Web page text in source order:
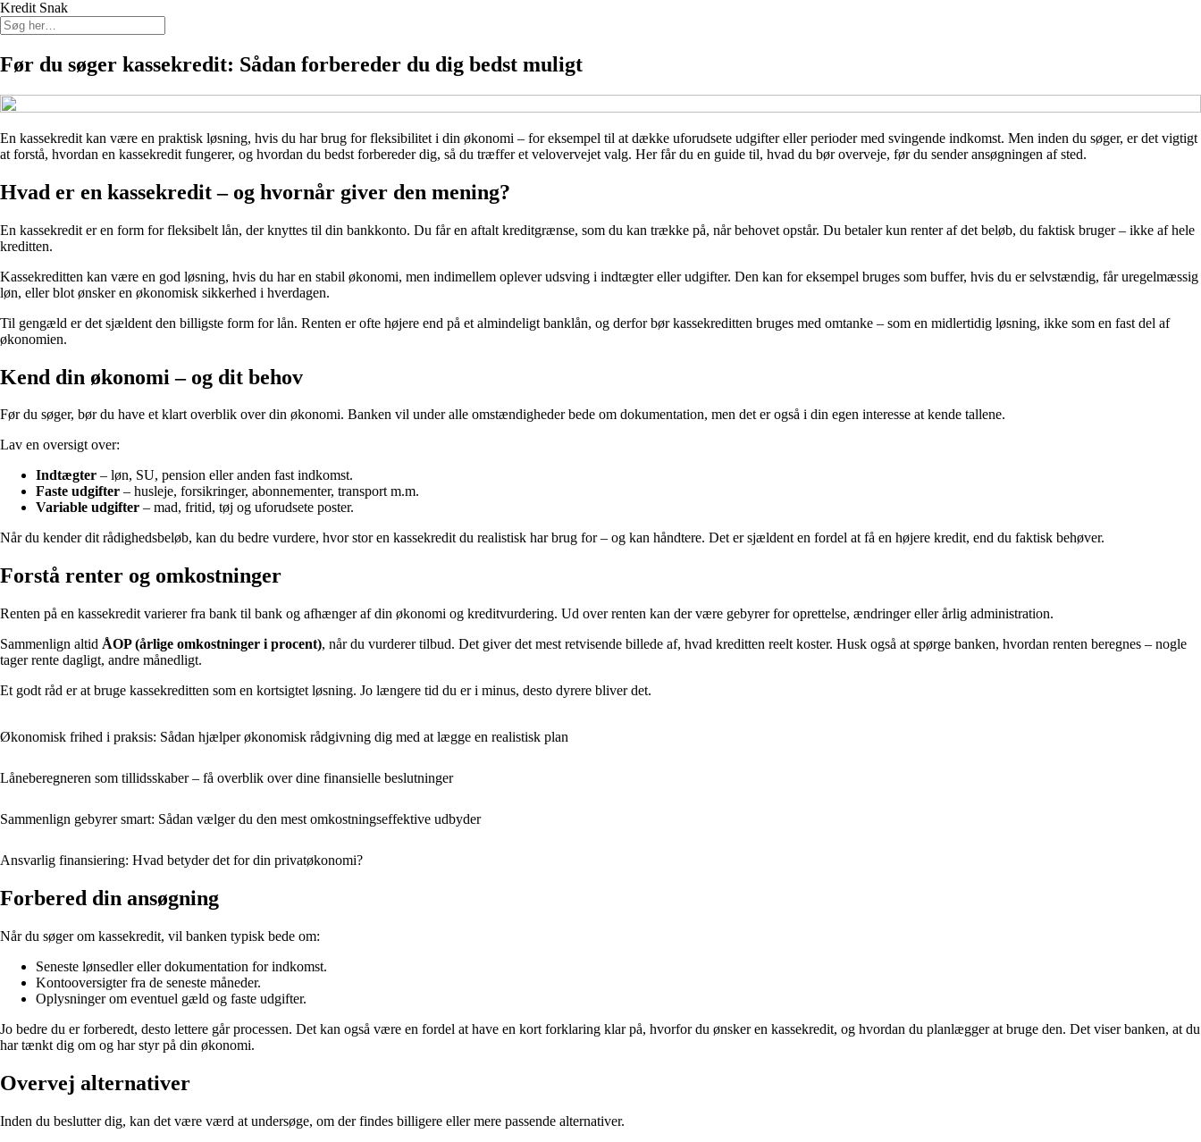
Kredit Snak
Før du søger kassekredit: Sådan forbereder du dig bedst muligt
En kassekredit kan være en praktisk løsning, hvis du har brug for fleksibilitet i din økonomi – for eksempel til at dække uforudsete udgifter eller perioder med svingende indkomst. Men inden du søger, er det vigtigt
at forstå, hvordan en kassekredit fungerer, og hvordan du bedst forbereder dig, så du træffer et velovervejet valg. Her får du en guide til, hvad du bør overveje, før du sender ansøgningen af sted.
Hvad er en kassekredit – og hvornår giver den mening?
En kassekredit er en form for fleksibelt lån, der knyttes til din bankkonto. Du får en aftalt kreditgrænse, som du kan trække på, når behovet opstår. Du betaler kun renter af det beløb, du faktisk bruger – ikke af hele
kreditten.
Kassekreditten kan være en god løsning, hvis du har en stabil økonomi, men indimellem oplever udsving i indtægter eller udgifter. Den kan for eksempel bruges som buffer, hvis du er selvstændig, får uregelmæssig
løn, eller blot ønsker en økonomisk sikkerhed i hverdagen.
Til gengæld er det sjældent den billigste form for lån. Renten er ofte højere end på et almindeligt banklån, og derfor bør kassekreditten bruges med omtanke – som en midlertidig løsning, ikke som en fast del af
økonomien.
Kend din økonomi – og dit behov
Før du søger, bør du have et klart overblik over din økonomi. Banken vil under alle omstændigheder bede om dokumentation, men det er også i din egen interesse at kende tallene.
Lav en oversigt over:
Indtægter – løn, SU, pension eller anden fast indkomst.
Faste udgifter – husleje, forsikringer, abonnementer, transport m.m.
Variable udgifter – mad, fritid, tøj og uforudsete poster.
Når du kender dit rådighedsbeløb, kan du bedre vurdere, hvor stor en kassekredit du realistisk har brug for – og kan håndtere. Det er sjældent en fordel at få en højere kredit, end du faktisk behøver.
Forstå renter og omkostninger
Renten på en kassekredit varierer fra bank til bank og afhænger af din økonomi og kreditvurdering. Ud over renten kan der være gebyrer for oprettelse, ændringer eller årlig administration.
Sammenlign altid ÅOP (årlige omkostninger i procent), når du vurderer tilbud. Det giver det mest retvisende billede af, hvad kreditten reelt koster. Husk også at spørge banken, hvordan renten beregnes – nogle
tager rente dagligt, andre månedligt.
Et godt råd er at bruge kassekreditten som en kortsigtet løsning. Jo længere tid du er i minus, desto dyrere bliver det.
Økonomisk frihed i praksis: Sådan hjælper økonomisk rådgivning dig med at lægge en realistisk plan
Låneberegneren som tillidsskaber – få overblik over dine finansielle beslutninger
Sammenlign gebyrer smart: Sådan vælger du den mest omkostningseffektive udbyder
Ansvarlig finansiering: Hvad betyder det for din privatøkonomi?
Forbered din ansøgning
Når du søger om kassekredit, vil banken typisk bede om:
Seneste lønsedler eller dokumentation for indkomst.
Kontooversigter fra de seneste måneder.
Oplysninger om eventuel gæld og faste udgifter.
Jo bedre du er forberedt, desto lettere går processen. Det kan også være en fordel at have en kort forklaring klar på, hvorfor du ønsker en kassekredit, og hvordan du planlægger at bruge den. Det viser banken, at du
har tænkt dig om og har styr på din økonomi.
Overvej alternativer
Inden du beslutter dig, kan det være værd at undersøge, om der findes billigere eller mere passende alternativer.